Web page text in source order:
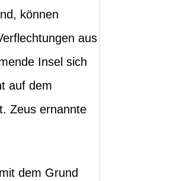
können
aus
Insel sich
auf dem
Zeus ernannte
dem Grund